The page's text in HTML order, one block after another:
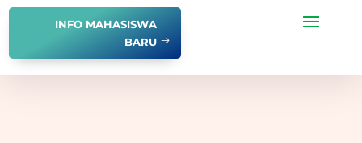
INFO MAHASISWA
BARU